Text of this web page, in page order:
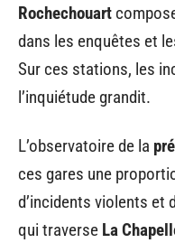
Rochechouart
dans les enquêtes et
Sur ces stations, les
l’inquiétude grandit.
L’observatoire de la
ces gares une
d’incidents violents et
qui traverse La